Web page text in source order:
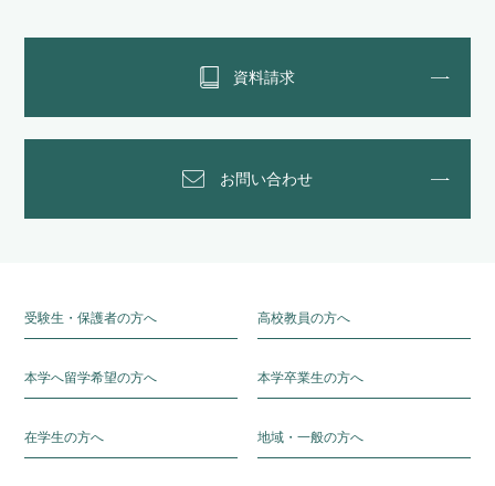
資料請求
お問い合わせ
受験生・保護者の方へ 高校教員の方へ
本学へ留学希望の方へ 本学卒業生の方へ
在学生の方へ 地域・一般の方へ